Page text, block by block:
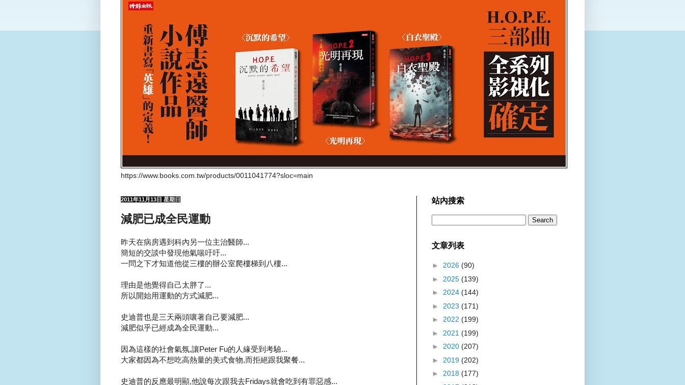
https://www.books.com.tw/products/0011041774?sloc=main
2011年11月13日 星期日
減肥已成全民運動
昨天在病房遇到科內另一位主治醫師...
簡短的交談中發現他氣喘吁吁...
一問之下才知道他從三樓的辦公室爬樓梯到八樓...
理由是他覺得自己太胖了...
所以開始用運動的方式減肥...
史迪普也是三天兩頭嚷著自己要減肥...
減肥似乎已經成為全民運動...
因為這樣的社會氣氛,讓Peter Fu的人緣受到考驗...
大家都因為不想吃高熱量的美式食物,而拒絕跟我聚餐...
史迪普的反應最明顯,他說每次跟我去Fridays就會吃到有罪惡感...
站內搜索
文章列表
► 2026 (90)
► 2025 (139)
► 2024 (144)
► 2023 (171)
► 2022 (199)
► 2021 (199)
► 2020 (207)
► 2019 (202)
► 2018 (177)